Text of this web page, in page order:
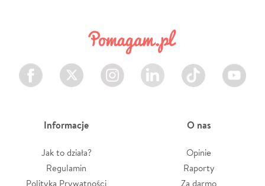
Facebook Twitter Instagram LinkedIn TikTok Youtube
Informacje
Jak to działa?
Regulamin
Polityka Prywatności
O nas
Opinie
Raporty
Za darmo